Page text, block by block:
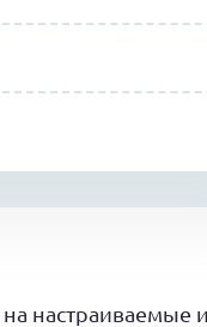
настраиваемые и